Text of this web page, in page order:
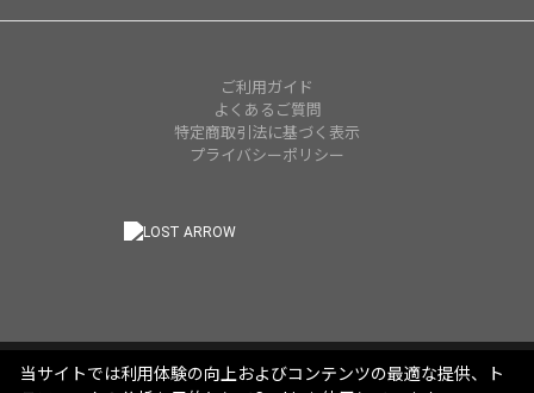
ご利用ガイド
よくあるご質問
特定商取引法に基づく表示
プライバシーポリシー
当サイトでは利用体験の向上およびコンテンツの最適な提供、ト